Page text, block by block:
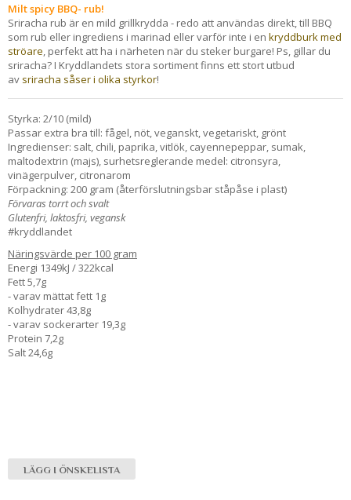
Milt spicy BBQ- rub!
Sriracha rub är en mild grillkrydda - redo att användas direkt, till BBQ
som rub eller ingrediens i marinad eller varför inte i en kryddburk med
ströare , perfekt att ha i närheten när du steker burgare! Ps, gillar du
sriracha? I Kryddlandets stora sortiment finns ett stort utbud
av sriracha såser i olika styrkor!
Styrka: 2/10 (mild)
Passar extra bra till: fågel, nöt, veganskt, vegetariskt, grönt
Ingredienser: salt, chili, paprika, vitlök, cayennepeppar, sumak,
maltodextrin (majs), surhetsreglerande medel: citronsyra,
vinägerpulver, citronarom
Förpackning: 200 gram (återförslutningsbar ståpåse i plast)
Förvaras torrt och svalt
Glutenfri, laktosfri, vegansk
#kryddlandet
Näringsvärde per 100 gram
Energi 1349kJ / 322kcal
Fett 5,7g
- varav mättat fett 1g
Kolhydrater 43,8g
- varav sockerarter 19,3g
Protein 7,2g
Salt 24,6g
LÄGG I ÖNSKELISTA